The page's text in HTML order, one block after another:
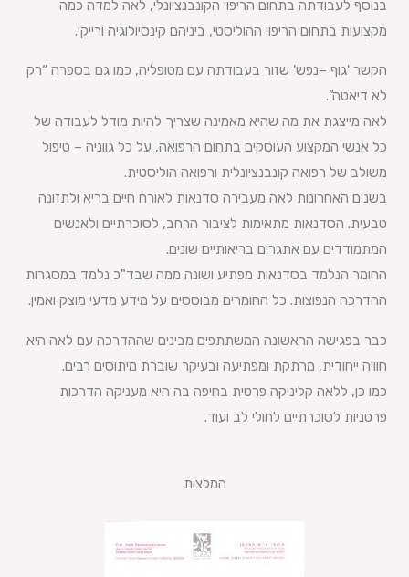
בנוסף לעבודתה בתחום הריפוי הקונבנציונלי, לאה למדה כמה
מקצועות בתחום הריפוי ההוליסטי, ביניהם קינסיולוגיה ורייקי.
הקשר 'גוף –נפש' שזור בעבודתה עם מטופליה, כמו גם בספרה “רק
לא דיאטה”.
לאה מייצגת את מה שהיא מאמינה שצריך להיות מודל לעבודה של
כל אנשי המקצוע העוסקים בתחום הרפואה, על כל גווניה – טיפול
משולב של רפואה קונבנציונלית ורפואה הוליסטית.
בשנים האחרונות לאה מעבירה סדנאות לאורח חיים בריא ולתזונה
טבעית. הסדנאות מתאימות לציבור הרחב, לסוכרתיים ולאנשים
המתמודדים עם אתגרים בריאותיים שונים.
החומר הנלמד בסדנאות מפתיע ושונה ממה שבד"כ נלמד במסגרות
ההדרכה הנפוצות. כל החומרים מבוססים על מידע מדעי מוצק ואמין.
כבר בפגישה הראשונה המשתתפים מבינים שההדרכה עם לאה היא
חוויה ייחודית, מרתקת ומפתיעה ובעיקר שוברת מיתוסים רבים.
כמו כן, ללאה קליניקה פרטית בחיפה בה היא מעניקה הדרכות
פרטניות לסוכרתיים לחולי לב ועוד.
המלצות